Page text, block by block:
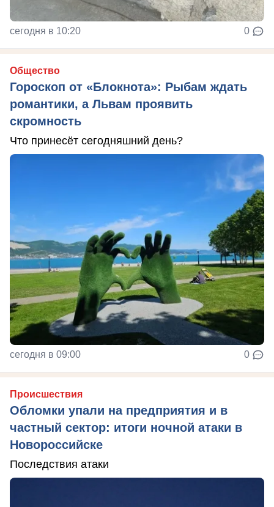
сегодня в 10:20 0
Общество
Гороскоп от «Блокнота»: Рыбам ждать
романтики, а Львам проявить
скромность
Что принесёт сегодняшний день?
сегодня в 09:00 0
Происшествия
Обломки упали на предприятия и в
частный сектор: итоги ночной атаки в
Новороссийске
Последствия атаки